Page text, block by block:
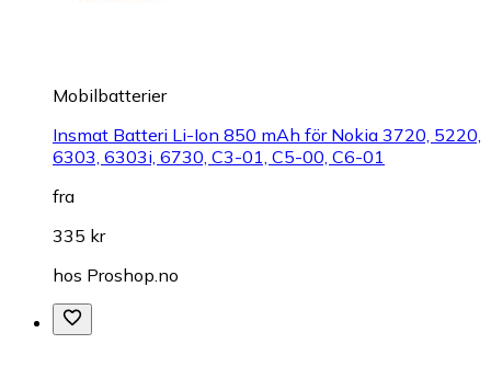
Mobilbatterier
Insmat Batteri Li-Ion 850 mAh för Nokia 3720, 5220,
6303, 6303i, 6730, C3-01, C5-00, C6-01
fra
335 kr
hos Proshop.no